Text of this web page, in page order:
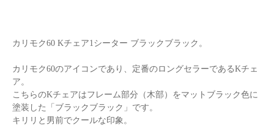
カリモク60 Kチェア1シーター ブラックブラック。
カリモク60のアイコンであり、定番のロングセラーであるKチェ
ア。
こちらのKチェアはフレーム部分（木部）をマットブラック色に
塗装した「ブラックブラック」です。
キリリと男前でクールな印象。